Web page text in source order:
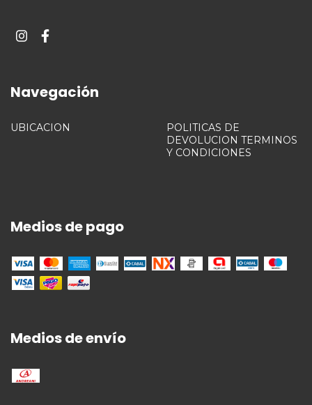
Navegación
UBICACION
POLITICAS DE
DEVOLUCION TERMINOS
Y CONDICIONES
Medios de pago
Medios de envío